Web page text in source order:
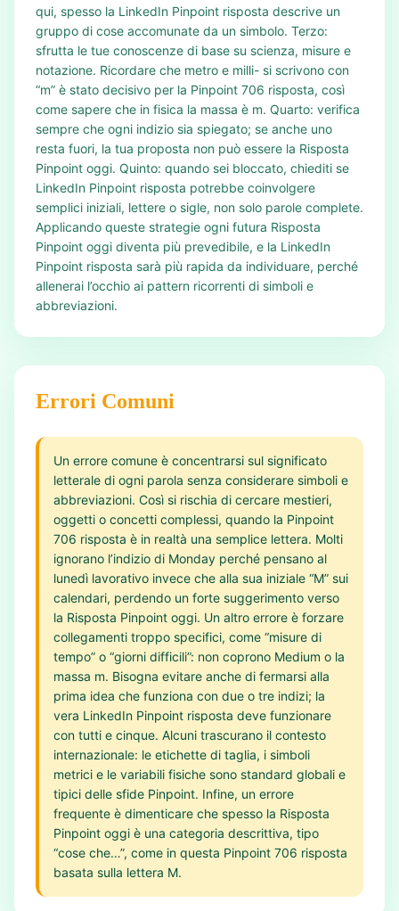
qui, spesso la LinkedIn Pinpoint risposta descrive un
gruppo di cose accomunate da un simbolo. Terzo:
sfrutta le tue conoscenze di base su scienza, misure e
notazione. Ricordare che metro e milli- si scrivono con
“m” è stato decisivo per la Pinpoint 706 risposta, così
come sapere che in fisica la massa è m. Quarto: verifica
sempre che ogni indizio sia spiegato; se anche uno
resta fuori, la tua proposta non può essere la Risposta
Pinpoint oggi. Quinto: quando sei bloccato, chiediti se
LinkedIn Pinpoint risposta potrebbe coinvolgere
semplici iniziali, lettere o sigle, non solo parole complete.
Applicando queste strategie ogni futura Risposta
Pinpoint oggi diventa più prevedibile, e la LinkedIn
Pinpoint risposta sarà più rapida da individuare, perché
allenerai l’occhio ai pattern ricorrenti di simboli e
abbreviazioni.
Errori Comuni
Un errore comune è concentrarsi sul significato
letterale di ogni parola senza considerare simboli e
abbreviazioni. Così si rischia di cercare mestieri,
oggetti o concetti complessi, quando la Pinpoint
706 risposta è in realtà una semplice lettera. Molti
ignorano l’indizio di Monday perché pensano al
lunedì lavorativo invece che alla sua iniziale “M” sui
calendari, perdendo un forte suggerimento verso
la Risposta Pinpoint oggi. Un altro errore è forzare
collegamenti troppo specifici, come “misure di
tempo” o “giorni difficili”: non coprono Medium o la
massa m. Bisogna evitare anche di fermarsi alla
prima idea che funziona con due o tre indizi; la
vera LinkedIn Pinpoint risposta deve funzionare
con tutti e cinque. Alcuni trascurano il contesto
internazionale: le etichette di taglia, i simboli
metrici e le variabili fisiche sono standard globali e
tipici delle sfide Pinpoint. Infine, un errore
frequente è dimenticare che spesso la Risposta
Pinpoint oggi è una categoria descrittiva, tipo
“cose che…”, come in questa Pinpoint 706 risposta
basata sulla lettera M.